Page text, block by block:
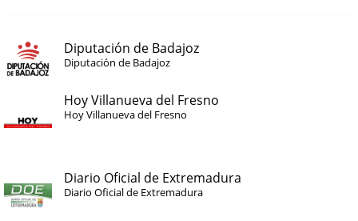
Diputación de Badajoz
Diputación de Badajoz
Hoy Villanueva del Fresno
Hoy Villanueva del Fresno
Diario Oficial de Extremadura
Diario Oficial de Extremadura